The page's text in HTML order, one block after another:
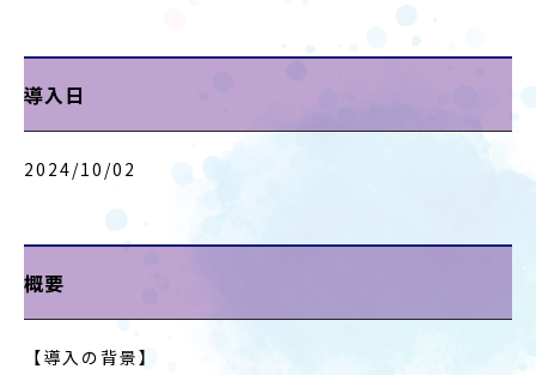
導入日
2024/10/02
概要
【導入の背景】